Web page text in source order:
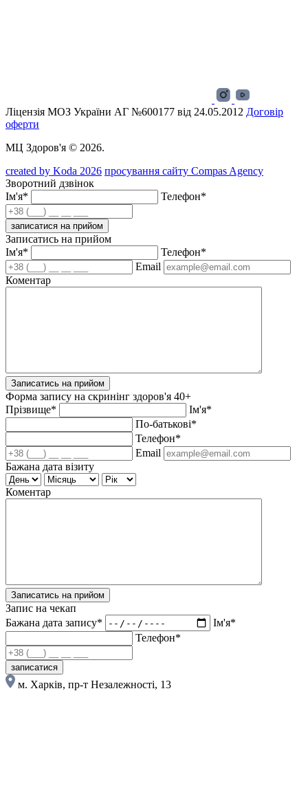
Ліцензія МОЗ України АГ №600177 від 24.05.2012 Договір
оферти
МЦ Здоров'я © 2026.
created by Koda 2026 просування сайту Compas Agency
Зворотний дзвінок
Ім'я*
Телефон*
записатися на прийом
Записатись на прийом
Ім'я*
Телефон*
Email
Коментар
Записатись на прийом
Форма запису на скринінг здоров'я 40+
Прізвище*
Ім'я*
По-батькові*
Телефон*
Email
Бажана дата візиту
Коментар
Записатись на прийом
Запис на чекап
Бажана дата запису*
Ім'я*
Телефон*
записатися
м. Харків, пр-т Незалежності, 13